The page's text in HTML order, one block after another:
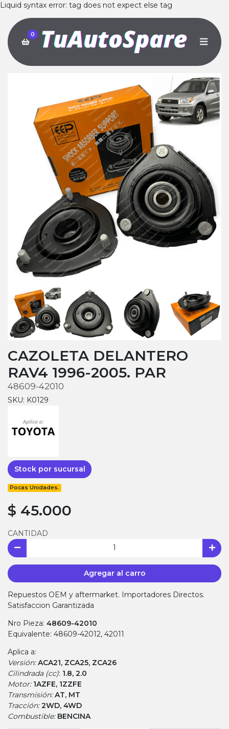
Liquid syntax error: tag does not expect else tag
0
CAZOLETA DELANTERO
RAV4 1996-2005. PAR
48609-42010
SKU: K0129
Stock por sucursal
Pocas Unidades.
$ 45.000
CANTIDAD
Agregar al carro
Repuestos OEM y aftermarket. Importadores Directos.
Satisfaccion Garantizada
Nro Pieza: 48609-42010
Equivalente: 48609-42012, 42011
Aplica a:
Versión:ACA21, ZCA25, ZCA26
Cilindrada (cc): 1.8, 2.0
Motor: 1AZFE, 1ZZFE
Transmisión:AT, MT
Tracción:2WD, 4WD
Combustible: BENCINA